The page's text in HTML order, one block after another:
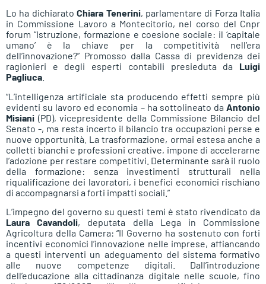
Lo ha dichiaratoChiara Tenerini, parlamentare di Forza Italia
in Commissione Lavoro a Montecitorio, nel corso del Cnpr
forum “Istruzione, formazione e coesione sociale: il ‘capitale
umano’ è la chiave per la competitività nell’era
dell’innovazione?” Promosso dalla Cassa di previdenza dei
ragionieri e degli esperti contabili presieduta da Luigi
Pagliuca
“L’intelligenza artificiale sta producendo effetti sempre più
evidenti su lavoro ed economia – ha sottolineato da Antonio
Misiani (PD), vicepresidente della Commissione Bilancio del
Senato -, ma resta incerto il bilancio tra occupazioni perse e
nuove opportunità. La trasformazione, ormai estesa anche a
colletti bianchi e professioni creative, impone di accelerarne
l’adozione per restare competitivi. Determinante sarà il ruolo
della formazione: senza investimenti strutturali nella
riqualificazione dei lavoratori, i benefici economici rischiano
di accompagnarsi a forti impatti sociali.”
L’impegno del governo su questi temi è stato rivendicato da
Laura Cavandoli, deputata della Lega in Commissione
Agricoltura della Camera: “Il Governo ha sostenuto con forti
incentivi economici l’innovazione nelle imprese, affiancando
a questi interventi un adeguamento del sistema formativo
alle nuove competenze digitali. Dall’introduzione
dell’educazione alla cittadinanza digitale nelle scuole, fino